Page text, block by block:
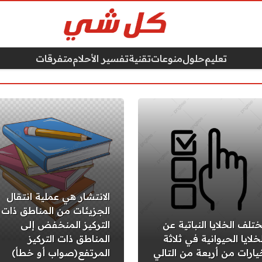
تعليمحلولمنوعاتتقنيةتفسير الأحلاممتفرقات
الخلايا النباتية عن
الحيوانية في ثلاثة
من أربعة من التالي
الانتشار هي عملية انتقال
الجزيئات من المناطق ذات
التركيز المنخفض إلى
المناطق ذات التركيز
المرتفع(صواب أو خطأ)